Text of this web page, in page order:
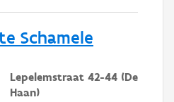
Schamele
Lepelemstraat 42-44 (De
Haan)